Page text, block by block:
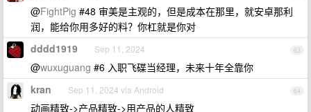
@FightPig #48 审美是主观的，但是成本在那里，就安卓那利
润，能给你用多好的料？你杠就是你对
63
dddd1919 Sep 11, 2024
@wuxuguang #6 入职飞碟当经理，未来十年全靠你
64
kran Sep 11, 2024 via Android
动画精致->产品精致->用产品的人精致